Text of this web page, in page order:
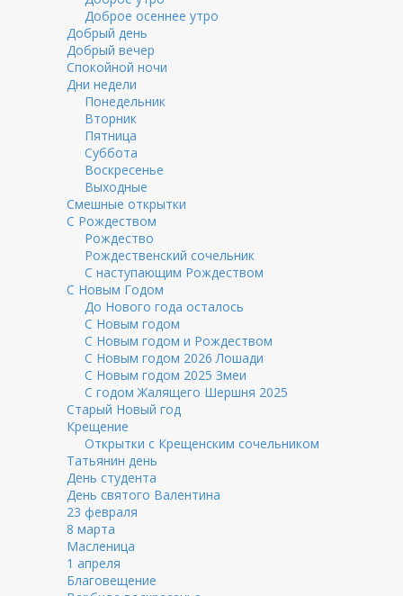
Доброе осеннее утро
Добрый день
Добрый вечер
Спокойной ночи
Дни недели
Понедельник
Вторник
Пятница
Суббота
Воскресенье
Выходные
Смешные открытки
С Рождеством
Рождество
Рождественский сочельник
С наступающим Рождеством
С Новым Годом
До Нового года осталось
С Новым годом
С Новым годом и Рождеством
С Новым годом 2026 Лошади
С Новым годом 2025 Змеи
С годом Жалящего Шершня 2025
Старый Новый год
Крещение
Открытки с Крещенским сочельником
Татьянин день
День студента
День святого Валентина
23 февраля
8 марта
Масленица
1 апреля
Благовещение